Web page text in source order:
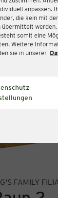
anpassen.
die kein mit
somit eine
Weitere
sie in unserer
FAMILY